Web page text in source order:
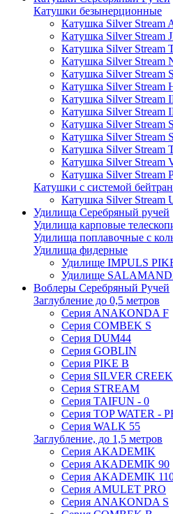
Катушки безынерционные
Катушка Silver Stream
Катушка Silver Stream
Катушка Silver Stream
Катушка Silver
Катушка Silver Stream
Катушка Silver Stream
Катушка Silver Stream
Катушка Silver Stream
Катушка Silver
Катушка Silver Stream
Катушка Silver Stream
Катушка Silver Stream
Катушка Silver Stream
Катушки с системой
Катушка Silver
Удилища Серебряный ручей
Удилища карповые
Удилища поплавочные с
Удилища фидерные
Удилище IMPULS
Удилище
Воблеры Серебряный Ручей
Заглубление до 0,5 метров
Серия ANAKONDA F
Серия COMBEK S
Серия DUM44
Серия GOBLIN
Серия PIKE B
Серия SILVER
Серия STREAM
Серия TAIFUN - 0
Серия TOP WATER -
Серия WALK 55
Заглубление, до 1,5 метров
Серия AKADEMIK
Серия AKADEMIK 90
Серия AKADEMIK
Серия AMULET PRO
Серия ANAKONDA S